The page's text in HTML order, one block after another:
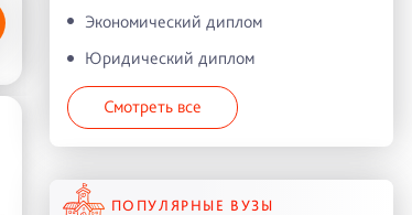
Экономический диплом
Юридический диплом
Смотреть все
ПОПУЛЯРНЫЕ ВУЗЫ